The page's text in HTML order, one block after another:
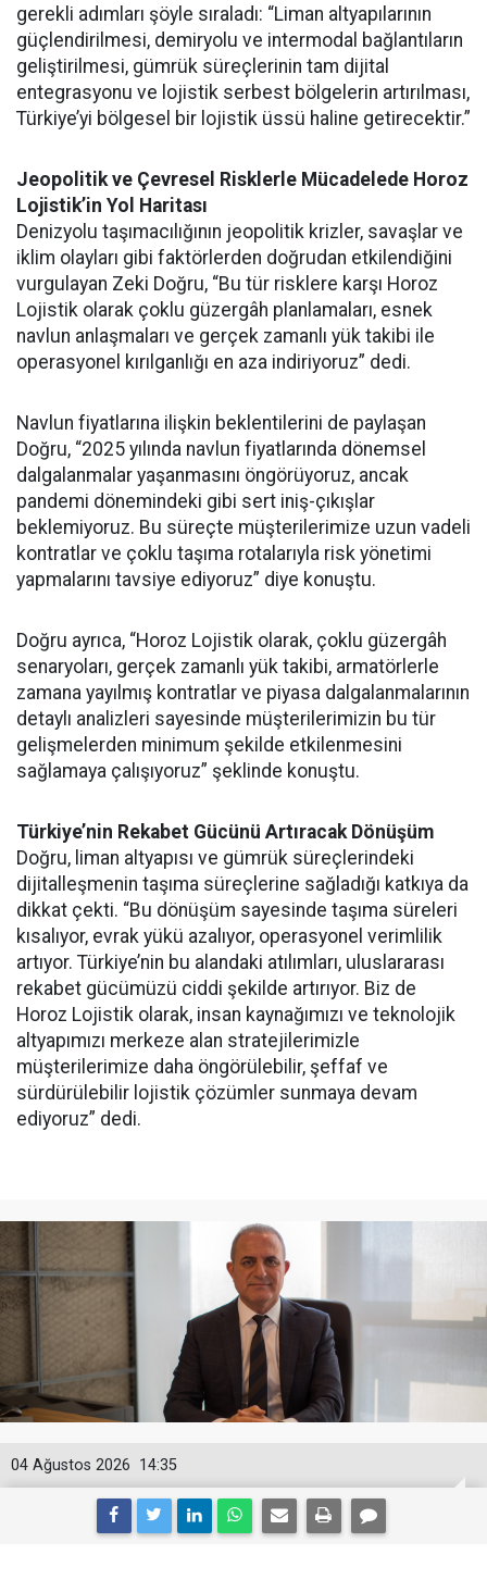
gerekli adımları şöyle sıraladı: “Liman altyapılarının
güçlendirilmesi, demiryolu ve intermodal bağlantıların
geliştirilmesi, gümrük süreçlerinin tam dijital
entegrasyonu ve lojistik serbest bölgelerin artırılması,
Türkiye’yi bölgesel bir lojistik üssü haline getirecektir.”
Jeopolitik ve Çevresel Risklerle Mücadelede Horoz
Lojistik’in Yol Haritası
Denizyolu taşımacılığının jeopolitik krizler, savaşlar ve
iklim olayları gibi faktörlerden doğrudan etkilendiğini
vurgulayan Zeki Doğru, “Bu tür risklere karşı Horoz
Lojistik olarak çoklu güzergâh planlamaları, esnek
navlun anlaşmaları ve gerçek zamanlı yük takibi ile
operasyonel kırılganlığı en aza indiriyoruz” dedi.
Navlun fiyatlarına ilişkin beklentilerini de paylaşan
Doğru, “2025 yılında navlun fiyatlarında dönemsel
dalgalanmalar yaşanmasını öngörüyoruz, ancak
pandemi dönemindeki gibi sert iniş-çıkışlar
beklemiyoruz. Bu süreçte müşterilerimize uzun vadeli
kontratlar ve çoklu taşıma rotalarıyla risk yönetimi
yapmalarını tavsiye ediyoruz” diye konuştu.
Doğru ayrıca, “Horoz Lojistik olarak, çoklu güzergâh
senaryoları, gerçek zamanlı yük takibi, armatörlerle
zamana yayılmış kontratlar ve piyasa dalgalanmalarının
detaylı analizleri sayesinde müşterilerimizin bu tür
gelişmelerden minimum şekilde etkilenmesini
sağlamaya çalışıyoruz” şeklinde konuştu.
Türkiye’nin Rekabet Gücünü Artıracak Dönüşüm
Doğru, liman altyapısı ve gümrük süreçlerindeki
dijitalleşmenin taşıma süreçlerine sağladığı katkıya da
dikkat çekti. “Bu dönüşüm sayesinde taşıma süreleri
kısalıyor, evrak yükü azalıyor, operasyonel verimlilik
artıyor. Türkiye’nin bu alandaki atılımları, uluslararası
rekabet gücümüzü ciddi şekilde artırıyor. Biz de
Horoz Lojistik olarak, insan kaynağımızı ve teknolojik
altyapımızı merkeze alan stratejilerimizle
müşterilerimize daha öngörülebilir, şeffaf ve
sürdürülebilir lojistik çözümler sunmaya devam
ediyoruz” dedi.
14:35
04 Ağustos 2026